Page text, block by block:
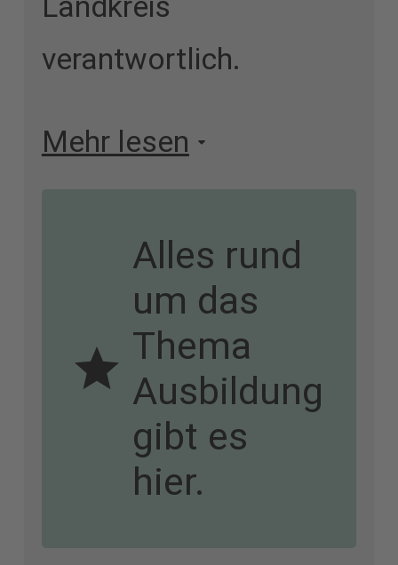
verantwortlich.
Mehr lesen
Alles rund
um das
Thema
Ausbildung
gibt es
hier.